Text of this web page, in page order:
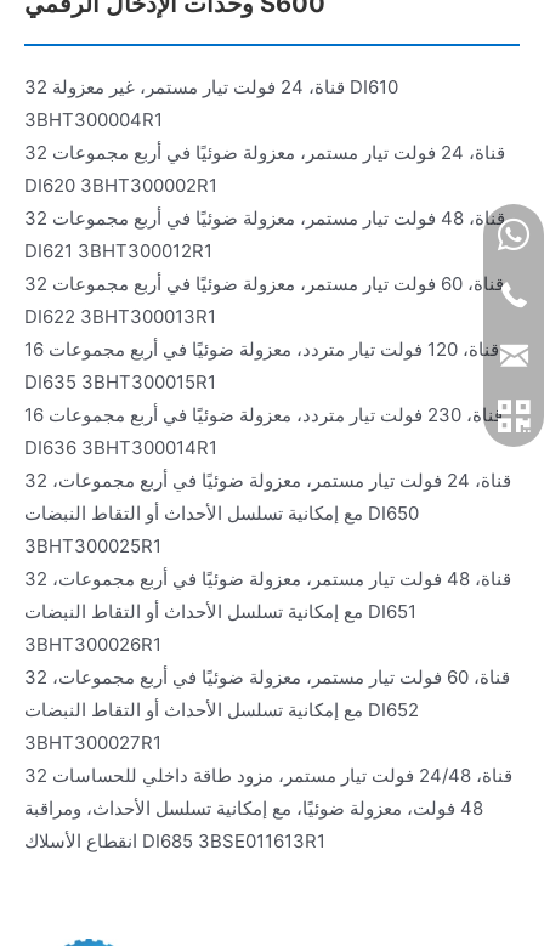
32 قناة، 24 فولت تيار مستمر، غير معزولة DI610
3BHT300004R1
32 قناة، 24 فولت تيار مستمر، معزولة ضوئيًا في أربع مجموعات
DI620 3BHT300002R1
32 قناة، 48 فولت تيار مستمر، معزولة ضوئيًا في أربع مجموعات
DI621 3BHT300012R1
32 قناة، 60 فولت تيار مستمر، معزولة ضوئيًا في أربع مجموعات
DI622 3BHT300013R1
16 قناة، 120 فولت تيار متردد، معزولة ضوئيًا في أربع مجموعات
DI635 3BHT300015R1
16 قناة، 230 فولت تيار متردد، معزولة ضوئيًا في أربع مجموعات
DI636 3BHT300014R1
32 قناة، 24 فولت تيار مستمر، معزولة ضوئيًا في أربع مجموعات،
مع إمكانية تسلسل الأحداث أو التقاط النبضات DI650
3BHT300025R1
32 قناة، 48 فولت تيار مستمر، معزولة ضوئيًا في أربع مجموعات،
مع إمكانية تسلسل الأحداث أو التقاط النبضات DI651
3BHT300026R1
32 قناة، 60 فولت تيار مستمر، معزولة ضوئيًا في أربع مجموعات،
مع إمكانية تسلسل الأحداث أو التقاط النبضات DI652
3BHT300027R1
32 قناة، 24/48 فولت تيار مستمر، مزود طاقة داخلي للحساسات
48 فولت، معزولة ضوئيًا، مع إمكانية تسلسل الأحداث، ومراقبة
انقطاع الأسلاك DI685 3BSE011613R1